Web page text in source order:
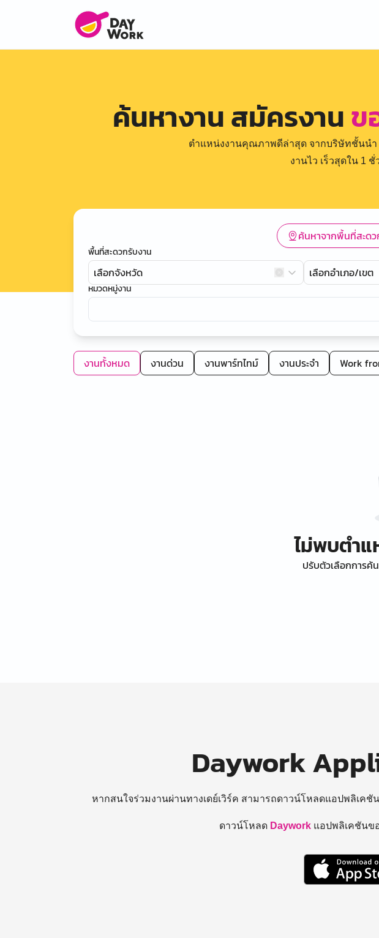
ค้นหางาน สมัครงานข
ตำแหน่งงานคุณภาพดีล่าสุด จากบริษัทชั้นน
งานไว เร็วสุดใน 1
ค้นหาจากพื้นที่สะด
พื้นที่สะดวกรับงาน
เลือกจังหวัด เลือกอำเภอ/เขต
หมวดหมู่งาน
งานทั้งหมด งานด่วน งานพาร์ทไทม์ งานประจำ Work
ไม่พบตำ
ปรับตัวเลือกการค้
Daywork
หากสนใจร่วมงานผ่านทางเดย์เวิร์ค สามารถดาวน์โหลดแอปพลิเคชั
ดาวน์โหลด Daywork แอปพลิเคชันข